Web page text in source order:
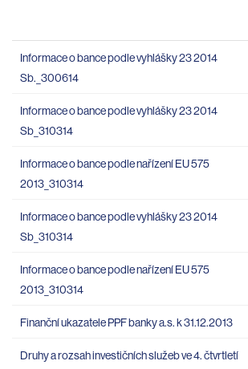
Informace o bance podle vyhlášky 23 2014
Sb._300614
Informace o bance podle vyhlášky 23 2014
Sb_310314
Informace o bance podle nařízení EU 575
2013_310314
Informace o bance podle vyhlášky 23 2014
Sb_310314
Informace o bance podle nařízení EU 575
2013_310314
Finanční ukazatele PPF banky a.s. k 31.12.2013
Druhy a rozsah investičních služeb ve 4. čtvrtletí